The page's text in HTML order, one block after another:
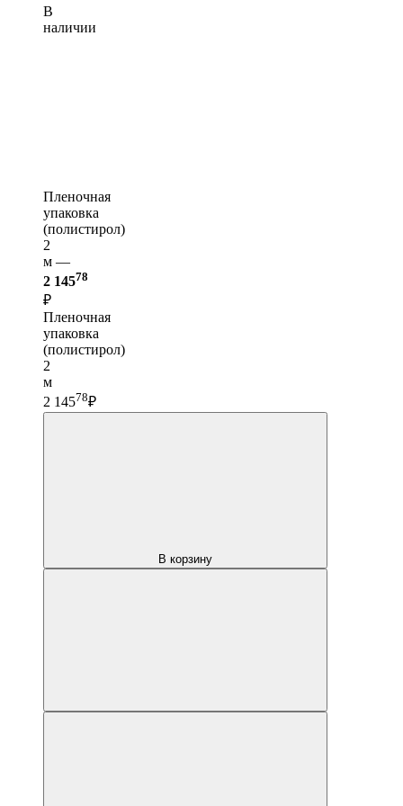
В
наличии
Пленочная
упаковка
(полистирол)
2
м —
2 14578
₽
Пленочная
упаковка
(полистирол)
2
м
2 14578₽
В корзину